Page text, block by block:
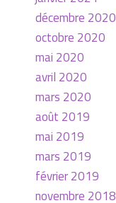
décembre 2020
octobre 2020
mai 2020
avril 2020
mars 2020
août 2019
mai 2019
mars 2019
février 2019
novembre 2018